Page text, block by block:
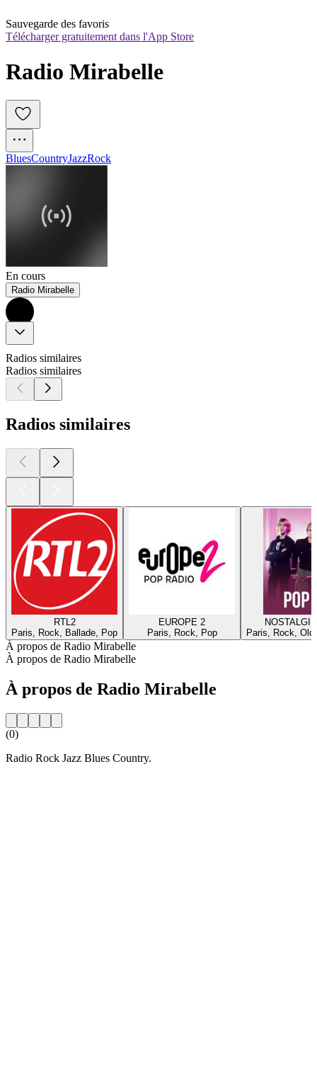
Sauvegarde des favoris
Télécharger gratuitement dans l'App Store
Radio Mirabelle
BluesCountryJazzRock
En cours
Radio Mirabelle
Radios similaires
Radios similaires
Radios similaires
RTL2
Paris, Rock, Ballade, Pop
EUROPE 2
Paris, Rock, Pop
Paris, Rock,
À propos de Radio Mirabelle
À propos de Radio Mirabelle
À propos de Radio Mirabelle
(0)
Radio Rock Jazz Blues Country.